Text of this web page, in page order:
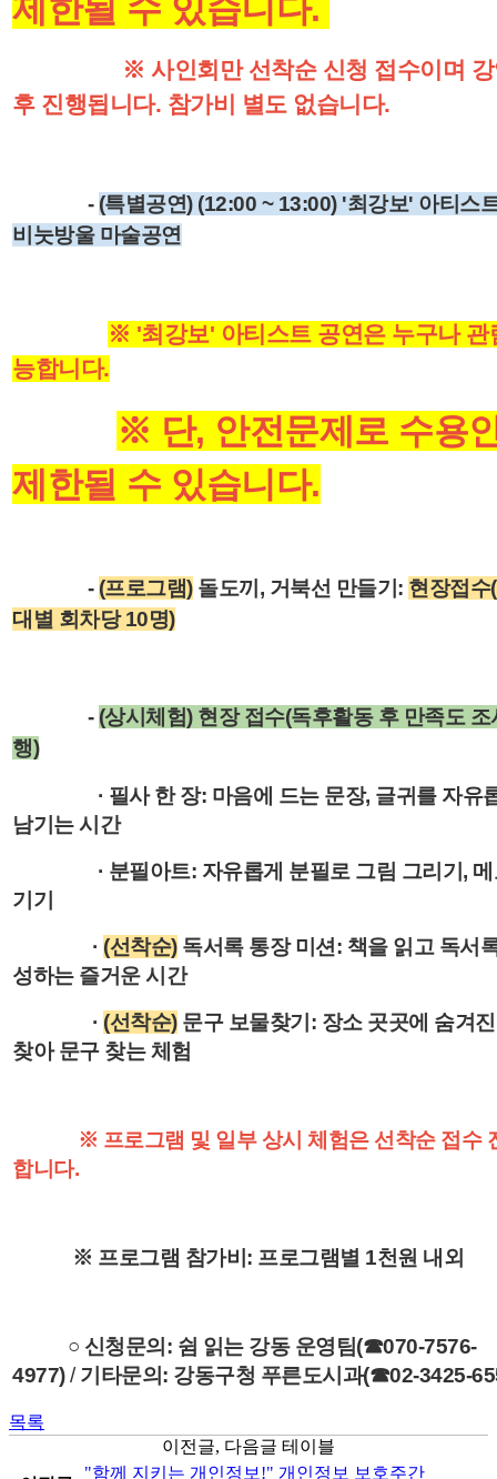
제한될 수 있습니다.
※ 사인회만 선착순 신청 접수이며 강
후 진행됩니다. 참가비 별도 없습니다.
- (특별공연) (12:00 ~ 13:00) '최강보' 아티스
비눗방울 마술공연
※ '최강보' 아티스트 공연은누구나
능합니다.
※ 단, 안전문제로 수용
제한될 수 있습니다.
- (프로그램) 돌도끼, 거북선 만들기 : 현장접수
대별 회차당 10명)
- (상시체험) 현장 접수(독후활동 후 만족도 조
행)
· 필사 한 장: 마음에 드는 문장, 글귀를 자유
남기는 시간
· 분필아트: 자유롭게 분필로 그림 그리기, 메
기기
· (선착순)독서록 통장 미션: 책을 읽고 독서
성하는 즐거운 시간
· (선착순)문구 보물찾기: 장소 곳곳에 숨겨
찾아 문구 찾는 체험
※ 프로그램 및 일부 상시 체험은 선착순 접수
합니다.
※ 프로그램 참가비: 프로그램별 1천원 내외
○ 신청문의: 쉼 읽는 강동 운영팀(☎070-7576-
4977) / 기타문의: 강동구청 푸른도시과(☎02-3425-
목록
이전글, 다음글 테이블
"함께 지키는 개인정보!" 개인정보 보호주간